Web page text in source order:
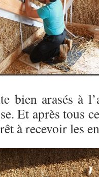
bien arasés à
Et après tous
à recevoir les